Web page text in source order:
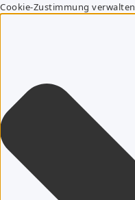
Cookie-Zustimmung verwalten